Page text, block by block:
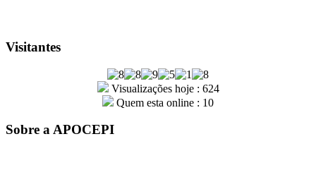
Visitantes
Visualizações hoje : 624
Quem esta online : 10
Sobre a APOCEPI